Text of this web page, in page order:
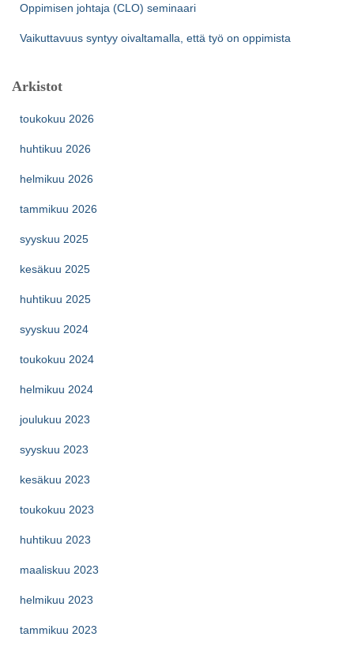
Oppimisen johtaja (CLO) seminaari
Vaikuttavuus syntyy oivaltamalla, että työ on oppimista
Arkistot
toukokuu 2026
huhtikuu 2026
helmikuu 2026
tammikuu 2026
syyskuu 2025
kesäkuu 2025
huhtikuu 2025
syyskuu 2024
toukokuu 2024
helmikuu 2024
joulukuu 2023
syyskuu 2023
kesäkuu 2023
toukokuu 2023
huhtikuu 2023
maaliskuu 2023
helmikuu 2023
tammikuu 2023